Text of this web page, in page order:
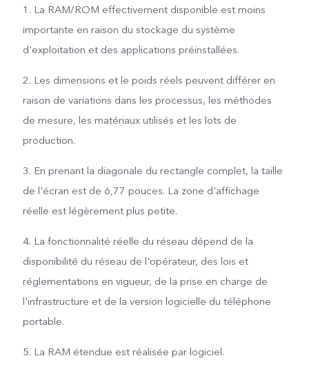
1. La RAM/ROM effectivement disponible est moins
importante en raison du stockage du système
d'exploitation et des applications préinstallées.
2. Les dimensions et le poids réels peuvent différer en
raison de variations dans les processus, les méthodes
de mesure, les matériaux utilisés et les lots de
production.
3. En prenant la diagonale du rectangle complet, la taille
de l'écran est de 6,77 pouces. La zone d'affichage
réelle est légèrement plus petite.
4. La fonctionnalité réelle du réseau dépend de la
disponibilité du réseau de l'opérateur, des lois et
réglementations en vigueur, de la prise en charge de
l'infrastructure et de la version logicielle du téléphone
portable.
5. La RAM étendue est réalisée par logiciel.